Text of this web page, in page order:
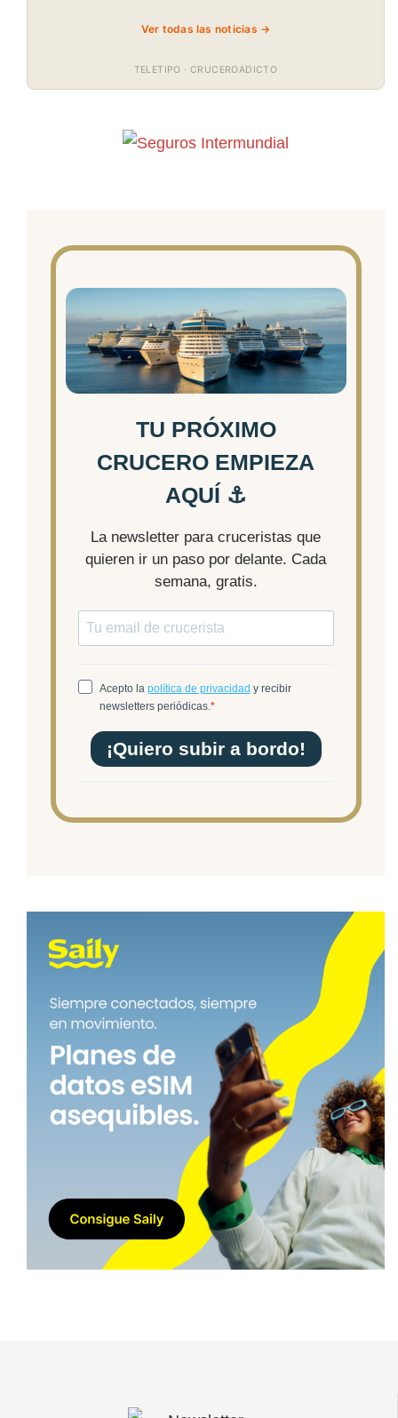
Ver todas las noticias →
TELETIPO · CRUCEROADICTO